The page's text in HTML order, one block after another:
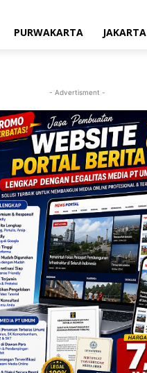
PURWAKARTA JAKARTA
- Advertisment -